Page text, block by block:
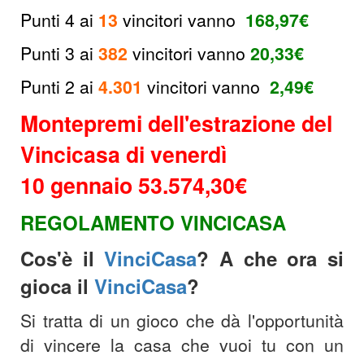
Punti 4 ai 13 vincitori vanno 168,97€
Punti 3 ai 382 vincitori vanno 20,33€
Punti 2 ai 4.301 vincitori vanno 2,49€
Montepremi dell'estrazione del
Vincicasa di venerdì
10 gennaio 53.574,30€
REGOLAMENTO VINCICASA
Cos'è ilVinciCasa? A che ora si
gioca il VinciCasa?
Si tratta di un gioco che dà l'opportunità
di vincere la casa che vuoi tu con un